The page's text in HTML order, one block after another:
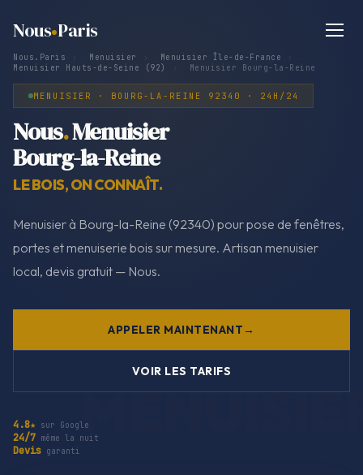
Nous Paris
Nous.Paris Menuisier Menuisier Île-de-France
Menuisier Hauts-de-Seine (92)
Menuisier Bourg-la-Reine
MENUISIER · BOURG-LA-REINE 92340 · 24H/24
Nous.Menuisier
Bourg-la-Reine
LE BOIS, ON CONNAÎT.
Menuisier à Bourg-la-Reine (92340) pour pose de fenêtres,
portes et menuiserie bois sur mesure. Artisan menuisier
local, devis gratuit — Nous.
APPELER MAINTENANT
VOIR LES TARIFS
4.8★ sur Google
24/7 même la nuit
Devis garanti